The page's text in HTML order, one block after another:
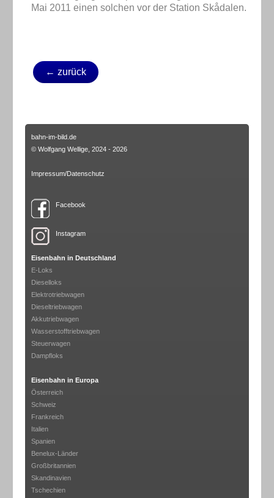
Mai 2011 einen solchen vor der Station Skådalen.
← zurück
bahn-im-bild.de
© Wolfgang Wellige, 2024 - 2026
Impressum/Datenschutz
Facebook
Instagram
Eisenbahn in Deutschland
E-Loks
Dieselloks
Elektrotriebwagen
Dieseltriebwagen
Akkutriebwagen
Wasserstofftriebwagen
Steuerwagen
Dampfloks
Eisenbahn in Europa
Österreich
Schweiz
Frankreich
Italien
Spanien
Benelux-Länder
Großbritannien
Skandinavien
Tschechien